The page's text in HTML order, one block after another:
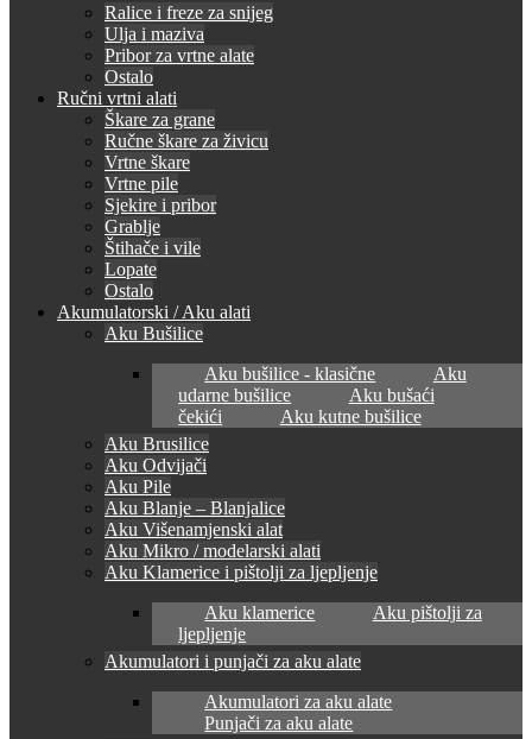
Ralice i freze za snijeg
Ulja i maziva
Pribor za vrtne alate
Ostalo
Ručni vrtni alati
Škare za grane
Ručne škare za živicu
Vrtne škare
Vrtne pile
Sjekire i pribor
Grablje
Štihače i vile
Lopate
Ostalo
Akumulatorski / Aku alati
Aku Bušilice
Aku bušilice - klasične
Aku
udarne bušilice
Aku bušaći
čekići
Aku kutne bušilice
Aku Brusilice
Aku Odvijači
Aku Pile
Aku Blanje – Blanjalice
Aku Višenamjenski alat
Aku Mikro / modelarski alati
Aku Klamerice i pištolji za ljepljenje
Aku klamerice
Aku pištolji za
ljepljenje
Akumulatori i punjači za aku alate
Akumulatori za aku alate
Punjači za aku alate